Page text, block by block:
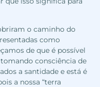
o caminho do
como
de que é possível
consciência de
a santidade e está é
a nossa “terra